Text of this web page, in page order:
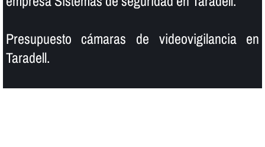
Presupuesto cámaras de videovigilancia en
Taradell.